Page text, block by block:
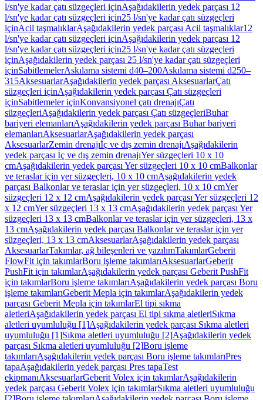
l/sn'ye kadar çatı süzgeçleri içinAşağıdakilerin yedek parçası 12
l/sn'ye kadar çatı süzgeçleri için25 l/sn'ye kadar çatı süzgeçleri
içinAcil taşmalıklarAşağıdakilerin yedek parçası Acil taşmalıklar12
l/sn'ye kadar çatı süzgeçleri içinAşağıdakilerin yedek parçası 12
l/sn'ye kadar çatı süzgeçleri için25 l/sn'ye kadar çatı süzgeçleri
içinAşağıdakilerin yedek parçası 25 l/sn'ye kadar çatı süzgeçleri
içinSabitlemelerAskılama sistemi d40–200Askılama sistemi d250–
315AksesuarlarAşağıdakilerin yedek parçası AksesuarlarÇatı
süzgeçleri içinAşağıdakilerin yedek parçası Çatı süzgeçleri
içinSabitlemeler içinKonvansiyonel çatı drenajıÇatı
süzgeçleriAşağıdakilerin yedek parçası Çatı süzgeçleriBuhar
bariyeri elemanlarıAşağıdakilerin yedek parçası Buhar bariyeri
elemanlarıAksesuarlarAşağıdakilerin yedek parçası
AksesuarlarZemin drenajıİç ve dış zemin drenajıAşağıdakilerin
yedek parçası İç ve dış zemin drenajıYer süzgeçleri 10 x 10
cmAşağıdakilerin yedek parçası Yer süzgeçleri 10 x 10 cmBalkonlar
ve teraslar için yer süzgeçleri, 10 x 10 cmAşağıdakilerin yedek
parçası Balkonlar ve teraslar için yer süzgeçleri, 10 x 10 cmYer
süzgeçleri 12 x 12 cmAşağıdakilerin yedek parçası Yer süzgeçleri 12
x 12 cmYer süzgeçleri 13 x 13 cmAşağıdakilerin yedek parçası Yer
süzgeçleri 13 x 13 cmBalkonlar ve teraslar için yer süzgeçleri, 13 x
13 cmAşağıdakilerin yedek parçası Balkonlar ve teraslar için yer
süzgeçleri, 13 x 13 cmAksesuarlarAşağıdakilerin yedek parçası
AksesuarlarTakımlar, ağ bileşenleri ve yazılımTakımlarGeberit
FlowFit için takımlarBoru işleme takımlarıAksesuarlarGeberit
PushFit için takımlarAşağıdakilerin yedek parçası Geberit PushFit
için takımlarBoru işleme takımlarıAşağıdakilerin yedek parçası Boru
işleme takımlarıGeberit Mepla için takımlarAşağıdakilerin yedek
parçası Geberit Mepla için takımlarEl tipi sıkma
aletleriAşağıdakilerin yedek parçası El tipi sıkma aletleriSıkma
aletleri uyumluluğu [1]Aşağıdakilerin yedek parçası Sıkma aletleri
uyumluluğu [1]Sıkma aletleri uyumluluğu [2]Aşağıdakilerin yedek
parçası Sıkma aletleri uyumluluğu [2]Boru işleme
takımlarıAşağıdakilerin yedek parçası Boru işleme takımlarıPres
tapaAşağıdakilerin yedek parçası Pres tapaTest
ekipmanıAksesuarlarGeberit Volex için takımlarAşağıdakilerin
yedek parçası Geberit Volex için takımlarSıkma aletleri uyumluluğu